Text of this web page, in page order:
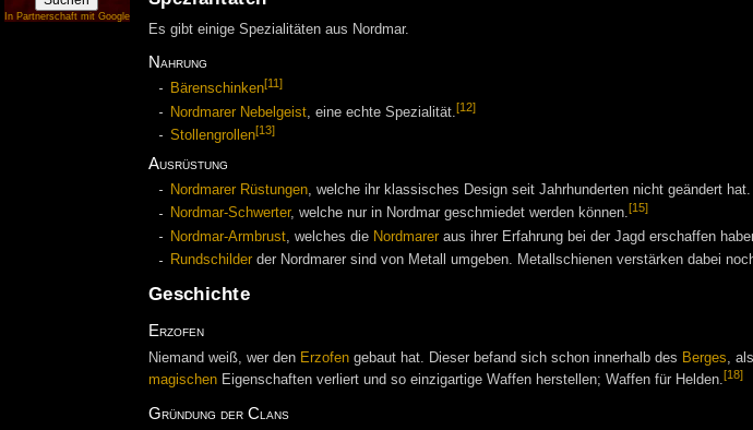
In Partnerschaft mit Google
Es gibt einige Spezialitäten aus Nordmar.
Nahrung
Bärenschinken[11]
Nordmarer Nebelgeist, eine echte Spezialität.[12]
Stollengrollen[13]
Ausrüstung
Nordmarer Rüstungen, welche ihr klassisches Design seit Jahrhunderten nicht geändert
Nordmar-Schwerter, welche nur in Nordmar geschmiedet werden können.[15]
Nordmar-Armbrust, welches die Nordmarer aus ihrer Erfahrung bei der Jagd erschaffen
Rundschilder der Nordmarer sind von Metall umgeben. Metallschienen verstärken dabei
Geschichte
Erzofen
Niemand weiß, wer den Erzofengebaut hat. Dieser befand sich schon innerhalb des Berges ,
magischenEigenschaften verliert und so einzigartige Waffen herstellen; Waffen für Helden.[18]
Gründung der Clans